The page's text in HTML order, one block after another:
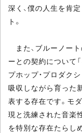
深く、僕の人生を肯
ト。
また、ブルーノー
ーとの契約について
プホップ・プロダク
吸収しながら育った
表する存在です。モ
現と洗練された音楽
を特別な存在たらし